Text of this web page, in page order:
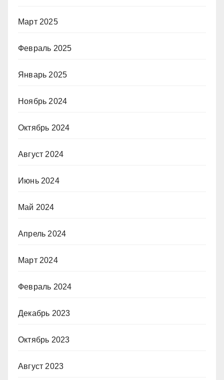
Март 2025
Февраль 2025
Январь 2025
Ноябрь 2024
Октябрь 2024
Август 2024
Июнь 2024
Май 2024
Апрель 2024
Март 2024
Февраль 2024
Декабрь 2023
Октябрь 2023
Август 2023